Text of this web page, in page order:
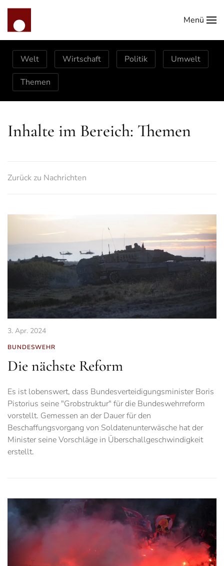
Zum Hauptinhalt springen
Menü
Welt Wirtschaft Politik Umwelt
Themen
Inhalte im Bereich: Themen
Zurück zu Nachrichten
3. Apr. 2024
BUNDESWEHR
Die nächste Reform
Es ist lobenswert, dass Bundesverteidigungsminister Boris
Pistorius seine "Grobstruktur" für die Bundeswehrreform
vorstellt. Gemessen an der Dauer für den
Beschaffungsvorgang von Soldatenunterwäsche hat der
Minister seine Vorschläge in Überschallgeschwindigkeit
erstellt.